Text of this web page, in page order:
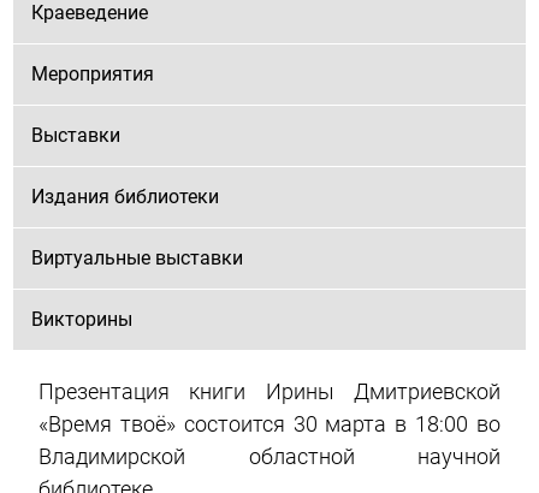
Краеведение
Мероприятия
Выставки
Издания библиотеки
Виртуальные выставки
Викторины
Презентация книги Ирины Дмитриевской
«Время твоё» состоится 30 марта в 18:00 во
Владимирской областной научной